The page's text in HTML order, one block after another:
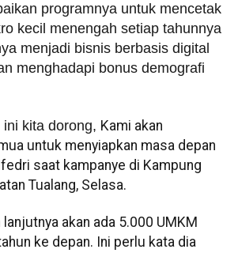
programnya untuk mencetak
kecil menengah setiap tahunnya
menjadi bisnis berbasis digital
menghadapi bonus demografi
kita dorong, Kami akan
untuk menyiapkan masa depan
saat kampanye di Kampung
Tualang, Selasa.
akan ada 5.000 UMKM
ke depan. Ini perlu kata dia